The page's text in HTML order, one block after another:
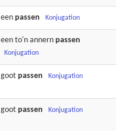
een passen Konjugation
een to'n annern passen
Konjugation
goot passen Konjugation
goot passen Konjugation